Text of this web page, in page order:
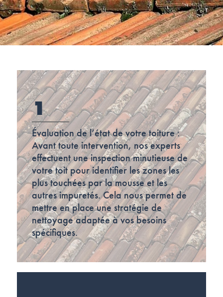
1
Évaluation de l’état de votre toiture :
Avant toute intervention, nos experts
effectuent une inspection minutieuse de
votre toit pour identifier les zones les
plus touchées par la mousse et les
autres impuretés. Cela nous permet de
mettre en place une stratégie de
nettoyage adaptée à vos besoins
spécifiques.